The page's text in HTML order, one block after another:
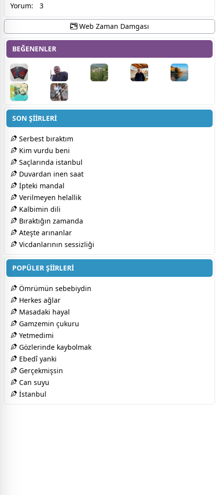
Yorum:
3
Web Zaman Damgası
BEĞENENLER
SON ŞİİRLERİ
Serbest bıraktım
Kim vurdu beni
Saçlarında istanbul
Duvardan inen saat
İpteki mandal
Verilmeyen helallik
Kalbimin dili
Bıraktığın zamanda
Ateşte arınanlar
Vicdanlarının sessizliği
POPÜLER ŞİİRLERİ
Ömrümün sebebiydin
Herkes ağlar
Masadaki hayal
Gamzemin çukuru
Yetmedimi
Gözlerinde kaybolmak
Ebedî yanki
Gerçekmişsin
Can suyu
İstanbul